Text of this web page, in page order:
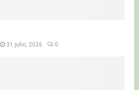
31 julio, 2026 0